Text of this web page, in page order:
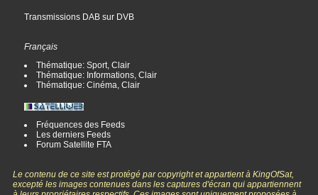
Transmissions DAB sur DVB
Français
Thématique: Sport, Clair
Thématique: Informations, Clair
Thématique: Cinéma, Clair
Fréquences des Feeds
Les derniers Feeds
Forum Satellite FTA
Le contenu de ce site est protégé par copyright et appartient à KingOfSat,
excepté les images contenues dans les captures d'écran qui appartiennent